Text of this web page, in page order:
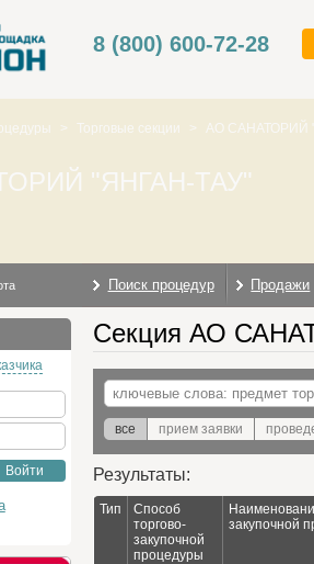
8 (800) 600-72-28
> Торговые секции > АО САНАТОРИЙ
"ЯНГАН-ТАУ"
Поиск процедур Продажи
Войти
Секция АО
все прием заявки
Результаты:
Тип
Способ
торгово-
закупочной
процедуры
закупочной